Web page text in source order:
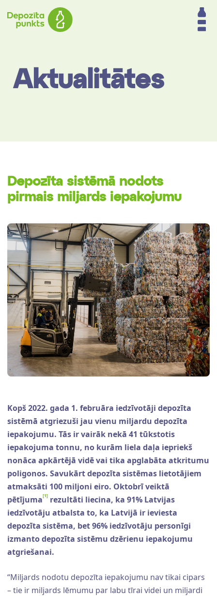
Aktualitātes
Depozīta sistēmā nodots
pirmais miljards iepakojumu
Kopš 2022. gada 1. februāra iedzīvotāji depozīta
sistēmā atgriezuši jau vienu miljardu depozīta
iepakojumu. Tās ir vairāk nekā 41 tūkstotis
iepakojuma tonnu, no kurām liela daļa iepriekš
nonāca apkārtējā vidē vai tika apglabāta atkritumu
poligonos. Savukārt depozīta sistēmas lietotājiem
atmaksāti 100 miljoni eiro. Oktobrī veiktā
pētījuma[1] rezultāti liecina, ka 91% Latvijas
iedzīvotāju atbalsta to, ka Latvijā ir ieviesta
depozīta sistēma, bet 96% iedzīvotāju personīgi
izmanto depozīta sistēmu dzērienu iepakojumu
atgriešanai.
“Miljards nodotu depozīta iepakojumu nav tikai cipars
– tie ir miljards lēmumu par labu tīrai videi un miljardi